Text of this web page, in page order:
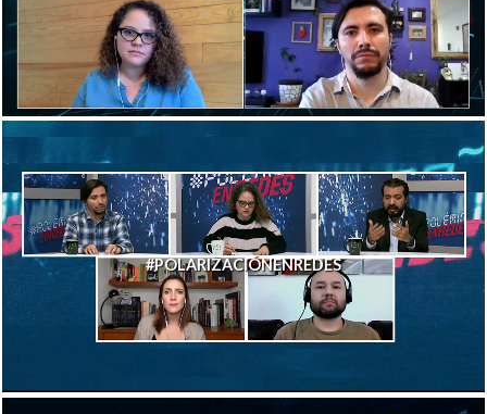
#POLARIZACIÓNENREDES